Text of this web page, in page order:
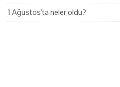
1 Ağustos'ta neler oldu?